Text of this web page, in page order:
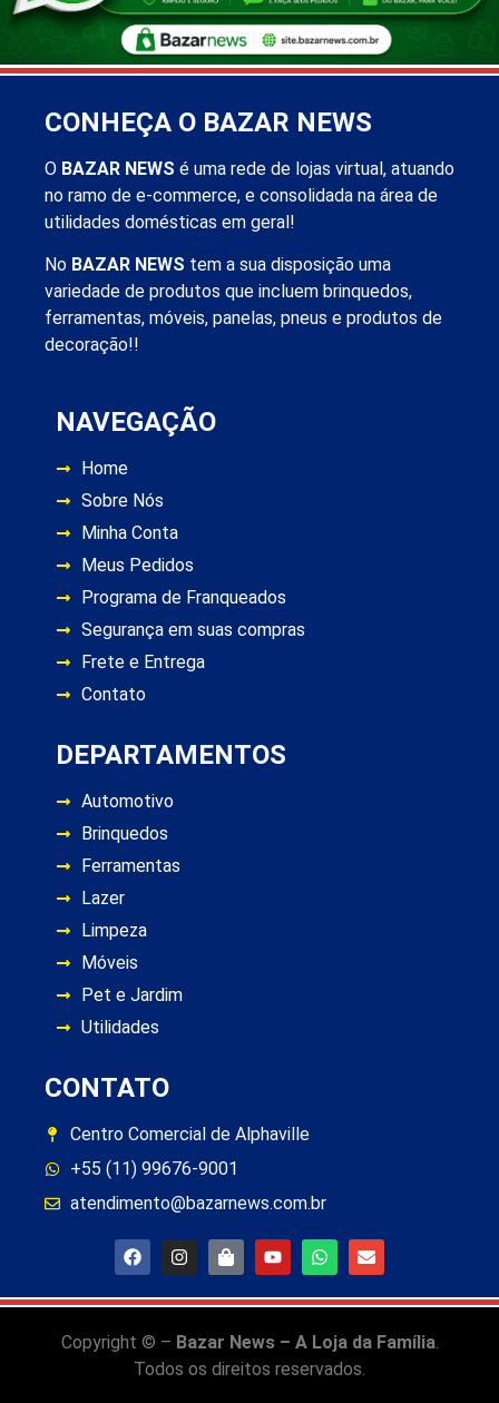
CONHEÇA O BAZAR NEWS
O BAZAR NEWS é uma rede de lojas virtual, atuando
no ramo de e-commerce, e consolidada na área de
utilidades domésticas em geral!
No BAZAR NEWS tem a sua disposição uma
variedade de produtos que incluem brinquedos,
ferramentas, móveis, panelas, pneus e produtos de
decoração!!
NAVEGAÇÃO
Home
Sobre Nós
Minha Conta
Meus Pedidos
Programa de Franqueados
Segurança em suas compras
Frete e Entrega
Contato
DEPARTAMENTOS
Automotivo
Brinquedos
Ferramentas
Lazer
Limpeza
Móveis
Pet e Jardim
Utilidades
CONTATO
Centro Comercial de Alphaville
+55 (11) 99676-9001
atendimento@bazarnews.com.br
Copyright © – Bazar News – A Loja da Família.
Todos os direitos reservados.